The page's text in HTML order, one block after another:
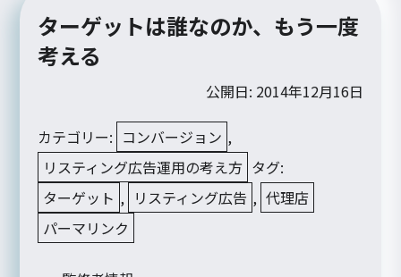
ターゲットは誰なのか、もう一度
考える
公開日: 2014年12月16日
カテゴリー: コンバージョン ,
リスティング広告運用の考え方 タグ:
ターゲット , リスティング広告 , 代理店
パーマリンク